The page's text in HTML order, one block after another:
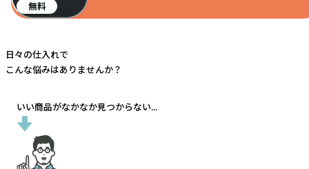
無料
日々の仕入れで
こんな悩みはありませんか？
いい商品がなかなか見つからない...